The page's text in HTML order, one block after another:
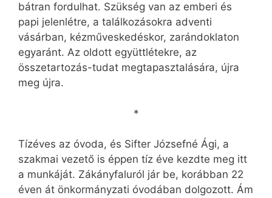
bátran fordulhat. Szükség van az emberi és
papi jelenlétre, a találkozásokra adventi
vásárban, kézműveskedéskor, zarándoklaton
egyaránt. Az oldott együttlétekre, az
összetartozás-tudat megtapasztalására, újra
meg újra.
*
Tízéves az óvoda, és Sifter Józsefné Ági, a
szakmai vezető is éppen tíz éve kezdte meg itt
a munkáját. Zákányfaluról jár be, korábban 22
éven át önkormányzati óvodában dolgozott. Ám